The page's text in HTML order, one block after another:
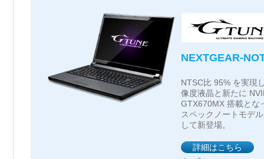
NEXTGEAR-
NTSC比 95% を実現
像度液晶と新たに
GTX670MX 搭載とな
スペックノートモデ
して新登場。
詳細はこちら